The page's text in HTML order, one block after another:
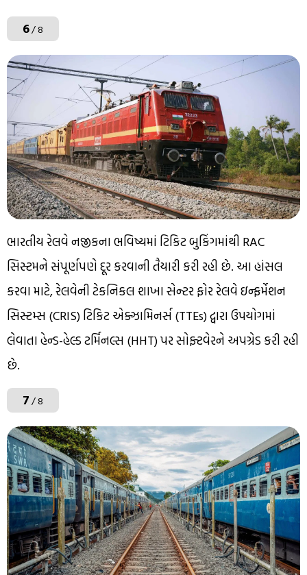
6/ 8
ભારતીય રેલવે નજીકના ભવિષ્યમાં ટિકિટ બુકિંગમાંથી RAC
સિસ્ટમને સંપૂર્ણપણે દૂર કરવાની તૈયારી કરી રહી છે. આ હાંસલ
કરવા માટે, રેલવેની ટેકનિકલ શાખા સેન્ટર ફોર રેલવે ઇન્ફર્મેશન
સિસ્ટમ્સ (CRIS) ટિકિટ એક્ઝામિનર્સ (TTEs) દ્વારા ઉપયોગમાં
લેવાતા હેન્ડ-હેલ્ડ ટર્મિનલ્સ (HHT) પર સોફ્ટવેરને અપગ્રેડ કરી રહી
છે.
7/ 8